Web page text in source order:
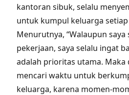
kantoran sibuk, selalu
untuk kumpul keluarga
Menurutnya, “Walaupun
pekerjaan, saya selalu ingat
adalah prioritas utama. Maka
mencari waktu untuk
keluarga, karena momen-